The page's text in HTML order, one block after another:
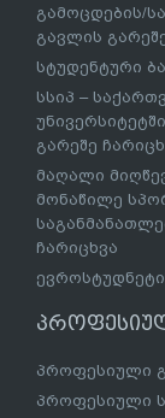
გამოცდების/
გავლის
სტუდენტური
სსიპ –
გარეშე
მაღალი
მონაწილე
ჩარიცხვა
პროფესიული
პროფესიული